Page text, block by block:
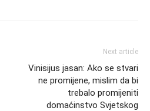
Next article
Vinisijus jasan: Ako se stvari
ne promijene, mislim da bi
trebalo promijeniti
domaćinstvo Svjetskog